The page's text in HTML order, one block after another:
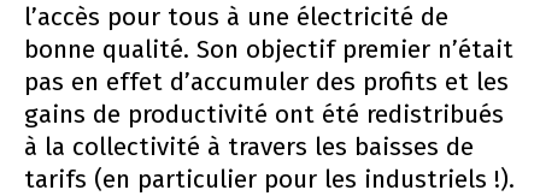
l’accès pour tous à une électricité de
bonne qualité. Son objectif premier n’était
pas en effet d’accumuler des profits et les
gains de productivité ont été redistribués
à la collectivité à travers les baisses de
tarifs (en particulier pour les industriels !).